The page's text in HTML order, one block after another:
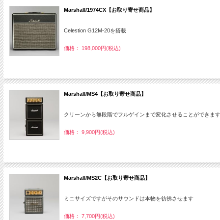
Marshall/1974CX【お取り寄せ商品】
Celestion G12M-20を搭載
価格： 198,000円(税込)
Marshall/MS4【お取り寄せ商品】
クリーンから無段階でフルゲインまで変化させることができます
価格： 9,900円(税込)
Marshall/MS2C【お取り寄せ商品】
ミニサイズですがそのサウンドは本物を彷彿させます
価格： 7,700円(税込)